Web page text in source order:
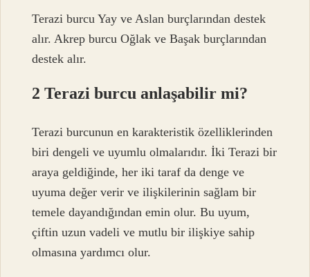
Terazi burcu Yay ve Aslan burçlarından destek
alır. Akrep burcu Oğlak ve Başak burçlarından
destek alır.
2 Terazi burcu anlaşabilir mi?
Terazi burcunun en karakteristik özelliklerinden
biri dengeli ve uyumlu olmalarıdır. İki Terazi bir
araya geldiğinde, her iki taraf da denge ve
uyuma değer verir ve ilişkilerinin sağlam bir
temele dayandığından emin olur. Bu uyum,
çiftin uzun vadeli ve mutlu bir ilişkiye sahip
olmasına yardımcı olur.